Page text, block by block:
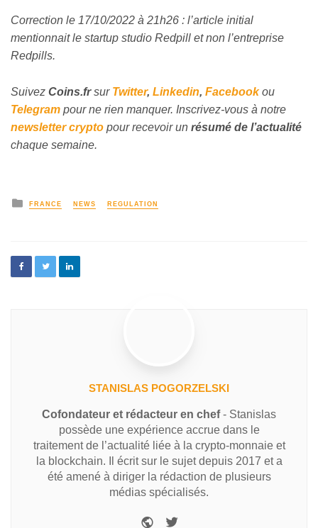
Correction le 17/10/2022 à 21h26 : l’article initial
mentionnait le startup studio Redpill et non l’entreprise
Redpills.
Suivez Coins.frsur Twitter, Linkedin, Facebookou
Telegram pour ne rien manquer. Inscrivez-vous à notre
newsletter crypto pour recevoir un résumé de l’actualité
chaque semaine.
FRANCE NEWS REGULATION
STANISLAS POGORZELSKI
Cofondateur et rédacteur en chef- Stanislas
possède une expérience accrue dans le
traitement de l’actualité liée à la crypto-monnaie et
la blockchain. Il écrit sur le sujet depuis 2017 et a
été amené à diriger la rédaction de plusieurs
médias spécialisés.